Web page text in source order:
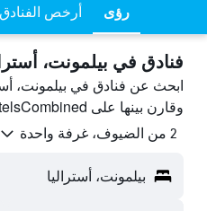
رؤى أرخص الفنادق
فنادق في بيلمونت،
ابحث عن فنادق في بيلمونت،
وقارن بينها على HotelsCombined ووفّر.
2 من الضيوف، غرفة واحدة
بيلمونت، أستراليا